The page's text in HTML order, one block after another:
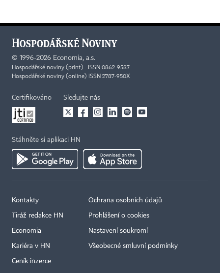
© 1996-2026 Economia, a.s.
Hospodářské noviny (print) ISSN 0862-9587
Hospodářské noviny (online) ISSN 2787-950X
Certifikováno Sledujte nás
Stáhněte si aplikaci HN
Kontakty
Tiráž redakce HN
Economia
Kariéra v HN
Ceník inzerce
Ochrana osobních údajů
Prohlášení o cookies
Nastavení soukromí
Všeobecné smluvní podmínky